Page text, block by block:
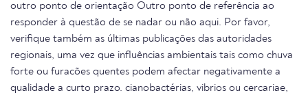
outro ponto de orientação Outro ponto de referência ao
responder à questão de se nadar ou não aqui. Por favor,
verifique também as últimas publicações das autoridades
regionais, uma vez que influências ambientais tais como chuva
forte ou furacões quentes podem afectar negativamente a
qualidade a curto prazo. cianobactérias, vibrios ou cercariae,